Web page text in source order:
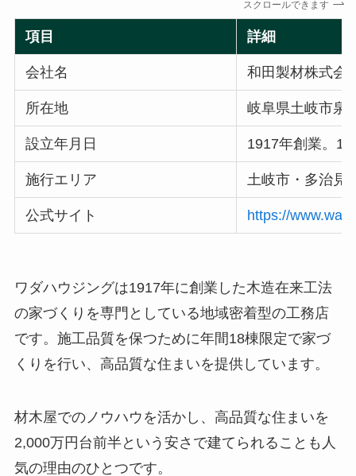
スクロールできます
項目 詳細
会社名 和田製材株式会
所在地 岐阜県土岐市泉
設立年月日 1917年創業。
施行エリア 土岐市・多治見
公式サイト https://
ワダハウジングは1917年に創業した木造在来工法
の家づくりを専門としている地域密着型の工務店
です。施工品質を保つために年間18棟限定で家づ
くりを行い、高品質な住まいを提供しています。
材木屋でのノウハウを活かし、高品質な住まいを
2,000万円台前半という安さで建てられることも人
気の理由のひとつです。